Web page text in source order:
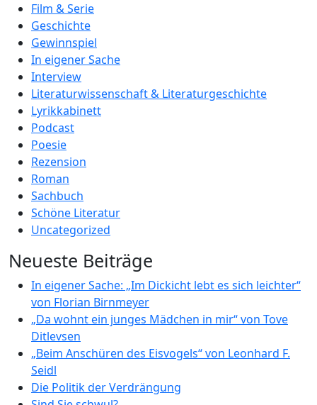
Film & Serie
Geschichte
Gewinnspiel
In eigener Sache
Interview
Literaturwissenschaft & Literaturgeschichte
Lyrikkabinett
Podcast
Poesie
Rezension
Roman
Sachbuch
Schöne Literatur
Uncategorized
Neueste Beiträge
In eigener Sache: „Im Dickicht lebt es sich leichter“
von Florian Birnmeyer
„Da wohnt ein junges Mädchen in mir“ von Tove
Ditlevsen
„Beim Anschüren des Eisvogels“ von Leonhard F.
Seidl
Die Politik der Verdrängung